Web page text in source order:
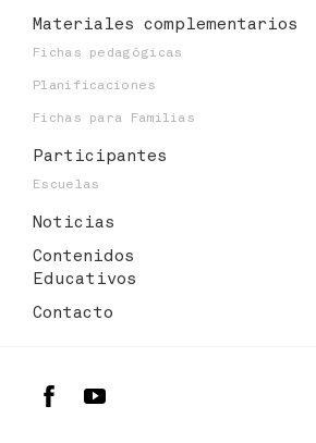
Materiales complementarios
Fichas pedagógicas
Planificaciones
Fichas para Familias
Participantes
Escuelas
Noticias
Contenidos
Educativos
Contacto